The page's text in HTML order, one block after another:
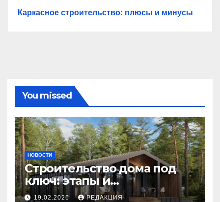
Каркасное строительство: плюсы и минусы
You missed
НОВОСТИ
Строительство дома под
ключ: этапы и
планирование бюджета
19.02.2026 РЕДАКЦИЯ